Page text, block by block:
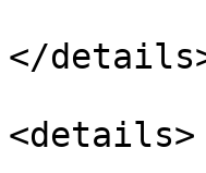
</
<details>